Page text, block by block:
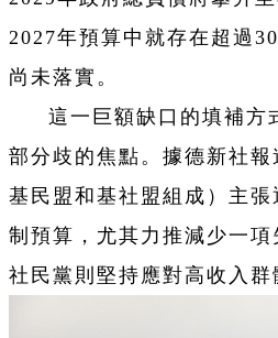
2027年預算中就存在超過
尚未落實。
這一巨額缺口的填補方
部分歧的焦點。據德新社
基民盟和基社盟組成）主
制預算，尤其力推減少一
社民黨則堅持應對高收入群